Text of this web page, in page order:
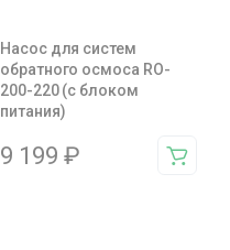
Насос для систем
обратного осмоса RO-
200-220 (с блоком
питания)
9 199 ₽